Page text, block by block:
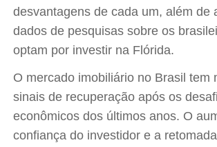
desvantagens de cada um, além de
dados de pesquisas sobre os
optam por investir na Flórida.
O mercado imobiliário no Brasil tem
sinais de recuperação após os
econômicos dos últimos anos. O
confiança do investidor e a